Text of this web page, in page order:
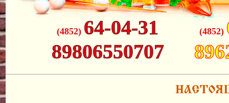
(4852) 64-04-31
89806550707
(4852)